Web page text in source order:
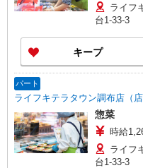
ライフ
台1-33-3
キープ
パート
ライフキテラタウン調布店（店
惣菜
ライフ
台1-33-3